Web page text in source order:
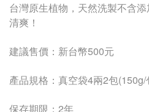
台灣原生植物，天然洗製不含
清爽！
建議售價：新台幣500元
產品規格：真空袋4兩2包(150g/
保存期限：2年